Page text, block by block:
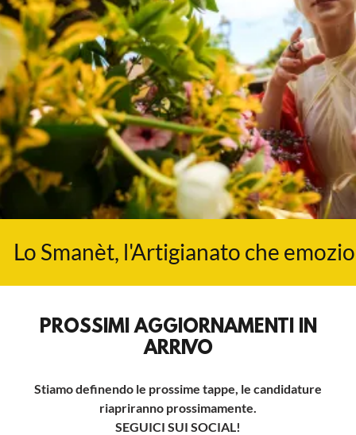
Lo Smanèt, l'Artigianato che
PROSSIMI AGGIORNAMENTI IN
ARRIVO
Stiamo definendo le prossime tappe, le candidature
riapriranno prossimamente.
SEGUICI SUI SOCIAL!